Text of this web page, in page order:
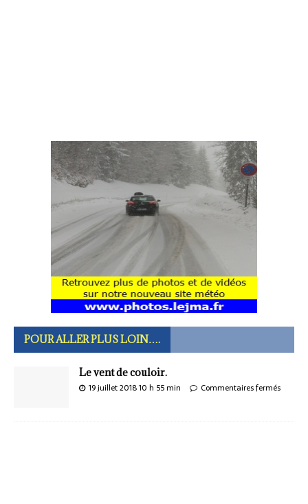
POUR ALLER PLUS LOIN….
Le vent de couloir.
19 juillet 2018 10 h 55 min Commentaires fermés